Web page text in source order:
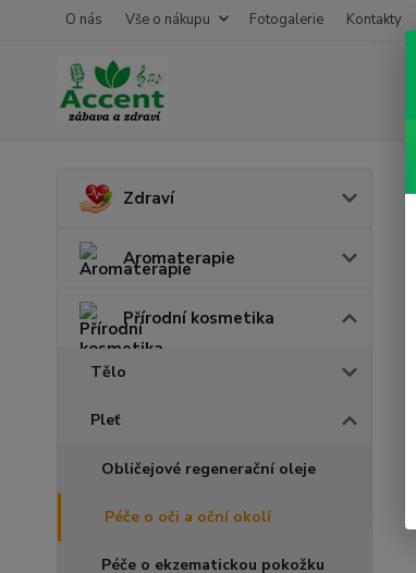
O nás Vše o nákupu Fotogalerie Kontakty
Zdraví
Aromaterapie
Přírodní kosmetika
Tělo
Pleť
Obličejové regenerační oleje
Péče o oči a oční okolí
Péče o ekzematickou pokožku